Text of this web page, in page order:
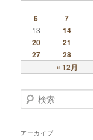
« 12月
6 7
13
14
20 21
27 28
検索
アーカイブ